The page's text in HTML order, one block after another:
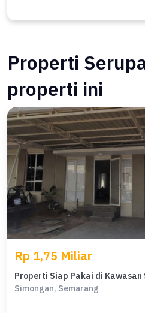
Properti
properti ini
Rp 1,75 Miliar
Simongan, Semarang